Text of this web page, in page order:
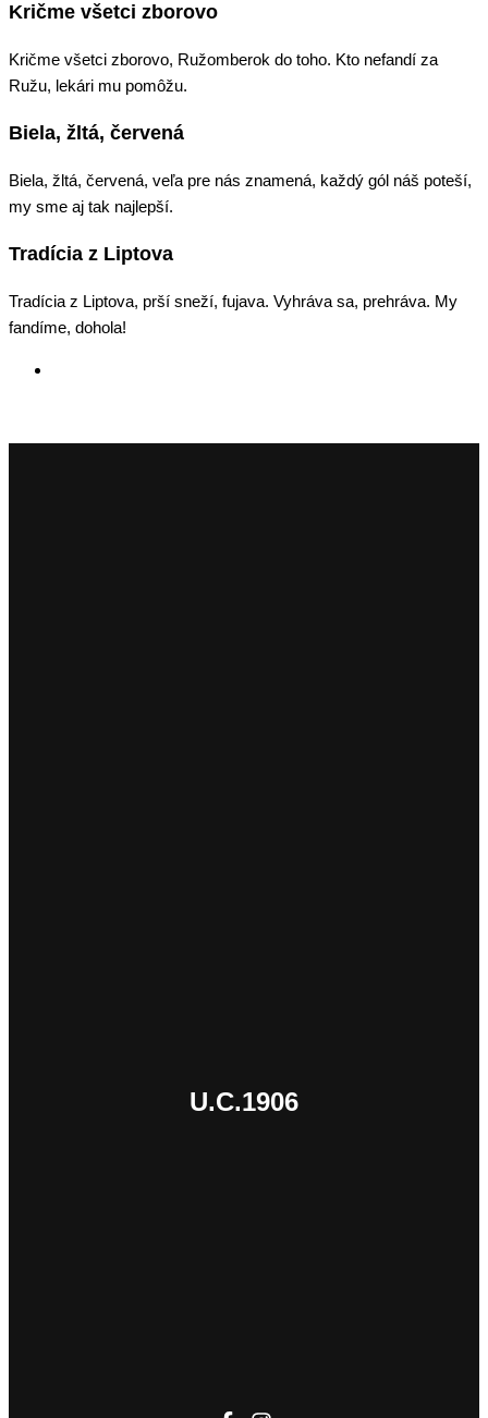
Kričme všetci zborovo
Kričme všetci zborovo, Ružomberok do toho. Kto nefandí za
Ružu, lekári mu pomôžu.
Biela, žltá, červená
Biela, žltá, červená, veľa pre nás znamená, každý gól náš poteší,
my sme aj tak najlepší.
Tradícia z Liptova
Tradícia z Liptova, prší sneží, fujava. Vyhráva sa, prehráva. My
fandíme, dohola!
U.C.1906